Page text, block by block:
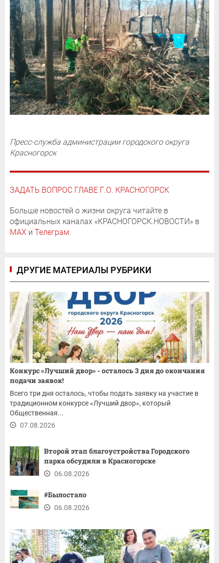
Пресс-служба администрации городского округа
Красногорск
ЗАДАТЬ ВОПРОС ГЛАВЕ Г.О. КРАСНОГОРСК
Больше новостей о жизни округа читайте в
официальных каналах «КРАСНОГОРСК.НОВОСТИ» в
MAX и Телеграм.
ДРУГИЕ МАТЕРИАЛЫ РУБРИКИ
Конкурс «Лучший двор» - осталось 3 дня до окончания
подачи заявок!
Всего три дня осталось, чтобы подать заявку на участие в
традиционном конкурсе «Лучший двор», который
Общественная...
07.08.2026
Второй этап благоустройства Городского
парка обсудили в Красногорске
06.08.2026
#Былостало
06.08.2026